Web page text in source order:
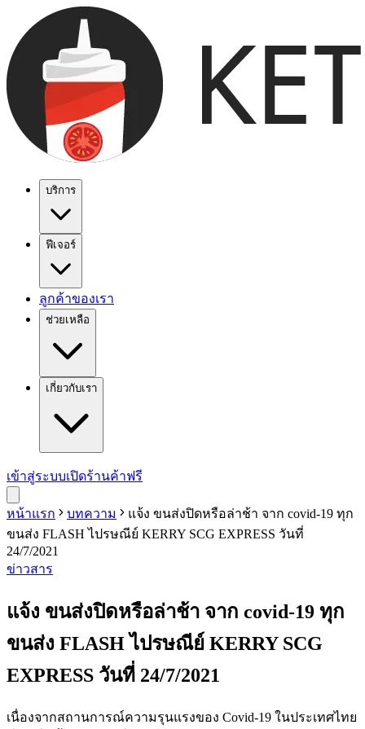
บริการ
ฟีเจอร์
ลูกค้าของเรา
ช่วยเหลือ
เกี่ยวกับเรา
เข้าสู่ระบบเปิดร้านค้าฟรี
หน้าแรก บทความ
แจ้ง ขนส่งปิดหรือล่าช้า จาก covid-19 ทุก
ขนส่ง FLASH ไปรษณีย์ KERRY SCG EXPRESS วันที่
24/7/2021
ข่าวสาร
แจ้ง ขนส่งปิดหรือล่าช้า จาก covid-19 ทุก
ขนส่ง FLASH ไปรษณีย์ KERRY SCG
EXPRESS วันที่ 24/7/2021
เนื่องจากสถานการณ์ความรุนแรงของ Covid-19 ในประเทศไทย